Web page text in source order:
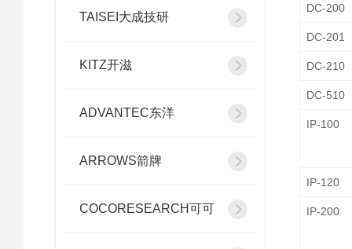
TAISEI大成技研
KITZ开滋
ADVANTEC东洋
ARROWS箭牌
COCORESEARCH可可
DC-200
DC-201
DC-210
DC-510
IP-100
IP-120
IP-200